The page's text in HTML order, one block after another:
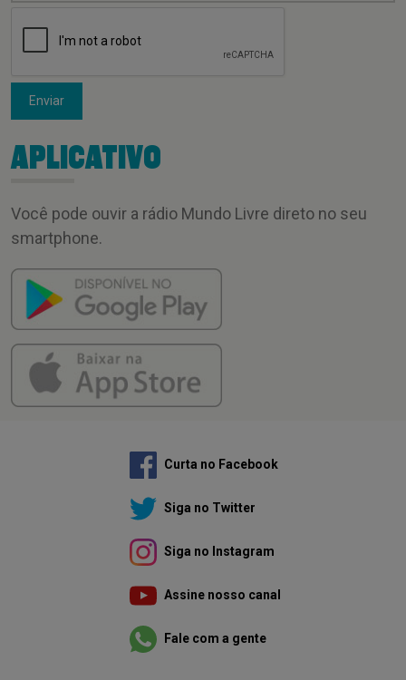
Enviar
APLICATIVO
Você pode ouvir a rádio Mundo Livre direto no seu
smartphone.
Curta no Facebook
Siga no Twitter
Siga no Instagram
Assine nosso canal
Fale com a gente